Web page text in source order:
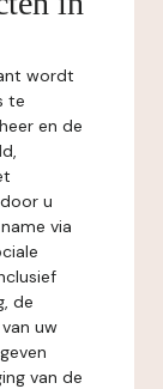
wordt
te
en de
u
via
de
uw
van de